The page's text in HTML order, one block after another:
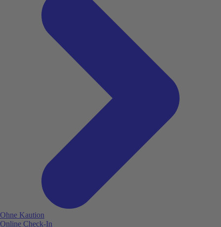
Ohne Kaution
Online Check-In